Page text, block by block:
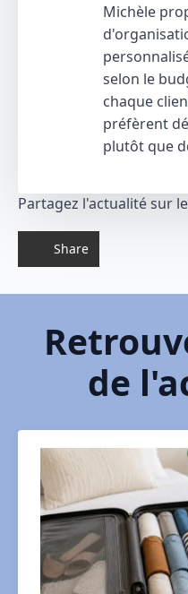
Michèle
selon le
chaque
préfèrent
plutôt que
Partagez l'actualité sur
Share
de